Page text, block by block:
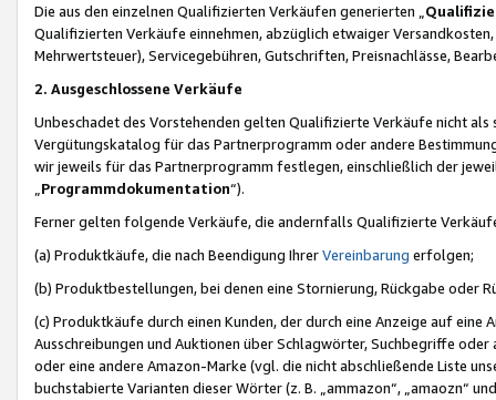
Die aus den einzelnen Qualifizierten Verkäufen generierten „
Qualifizierten Verkäufe einnehmen, abzüglich etwaiger
Mehrwertsteuer), Servicegebühren, Gutschriften, Preisnachlässe,
2. Ausgeschlossene Verkäufe
Unbeschadet des Vorstehenden gelten Qualifizierte Verkäufe nicht
Vergütungskatalog für das Partnerprogramm oder andere
wir jeweils für das Partnerprogramm festlegen, einschließlich der
Programmdokumentation“).
Ferner gelten folgende Verkäufe, die andernfalls Qualifizierte
(a) Produktkäufe, die nach Beendigung IhrerVereinbarung erfolgen;
(b) Produktbestellungen, bei denen eine Stornierung, Rückgabe oder
(c) Produktkäufe durch einen Kunden, der durch eine Anzeige auf
Ausschreibungen und Auktionen über Schlagwörter, Suchbegriffe
oder eine andere Amazon-Marke (vgl. die nicht abschließende Liste
buchstabierte Varianten dieser Wörter (z. B. „ammazon“, „amaozn“